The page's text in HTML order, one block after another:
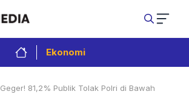
Ekonomi
Geger! 81,2% Publik Tolak Polri di Bawah